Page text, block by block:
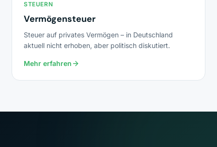
STEUERN
Vermögensteuer
Steuer auf privates Vermögen – in Deutschland
aktuell nicht erhoben, aber politisch diskutiert.
Mehr erfahren